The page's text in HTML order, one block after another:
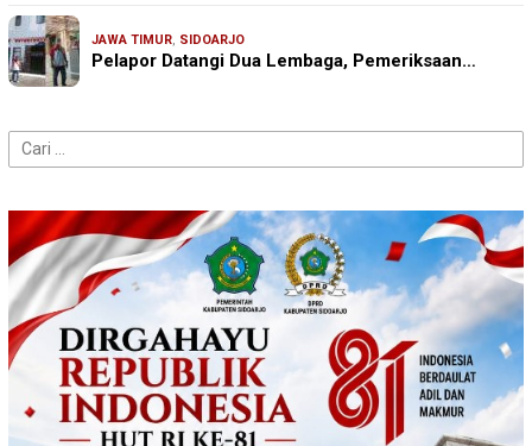
JAWA TIMUR, SIDOARJO
Pelapor Datangi Dua Lembaga, Pemeriksaan…
Cari
untuk: